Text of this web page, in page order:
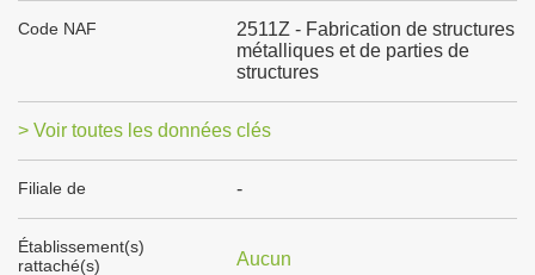
Code NAF
2511Z - Fabrication de structures
métalliques et de parties de
structures
> Voir toutes les données clés
Filiale de -
Établissement(s)
rattaché(s)
Aucun